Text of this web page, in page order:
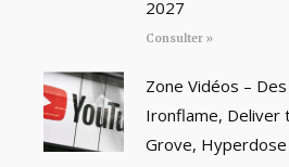
2027
Consulter »
Zone Vidéos –
Ironflame, Deliver
Grove, Hyperdose